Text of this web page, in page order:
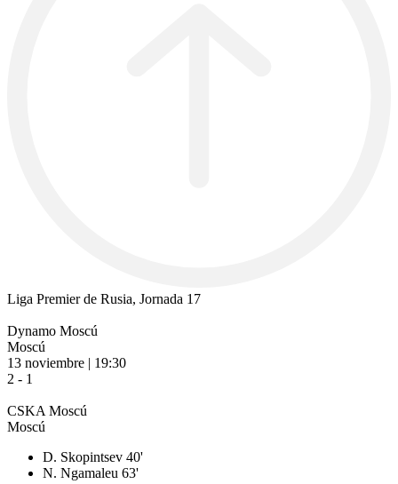
Liga Premier de Rusia, Jornada 17
Dynamo Moscú
Moscú
13 noviembre | 19:30
2 - 1
CSKA Moscú
Moscú
D. Skopintsev 40'
N. Ngamaleu 63'